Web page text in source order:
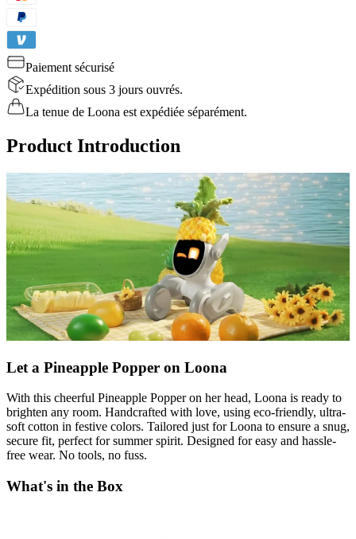
Paiement sécurisé
Expédition sous 3 jours ouvrés.
La tenue de Loona est expédiée séparément.
Product Introduction
Let a Pineapple Popper on Loona
With this cheerful Pineapple Popper on her head, Loona is ready to
brighten any room. Handcrafted with love, using eco-friendly, ultra-
soft cotton in festive colors. Tailored just for Loona to ensure a snug,
secure fit, perfect for summer spirit. Designed for easy and hassle-
free wear. No tools, no fuss.
What's in the Box